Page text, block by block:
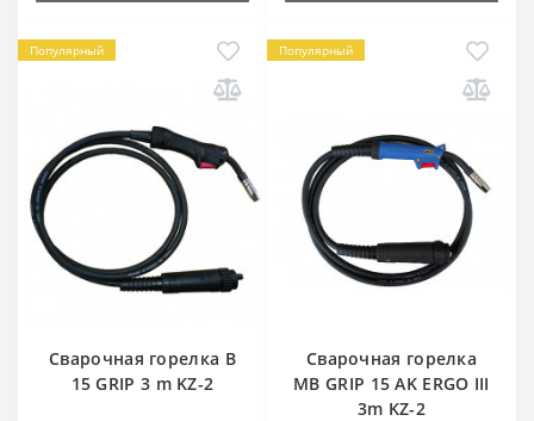
Популярный
Сварочная горелка B
15 GRIP 3 m KZ-2
Популярный
Сварочная горелка
MB GRIP 15 AK ERGO III
3m KZ-2